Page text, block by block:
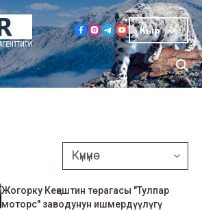
Кыр
Жогорку Кеңештин төрагасы "Тулпар
моторс" заводунун ишмердүүлүгү